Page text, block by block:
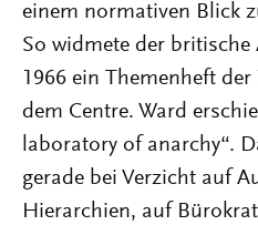
einem normativen Blick
So widmete der
1966 ein Themenheft
dem Centre. Ward
laboratory of anarchy“.
gerade bei Verzicht auf
Hierarchien, auf